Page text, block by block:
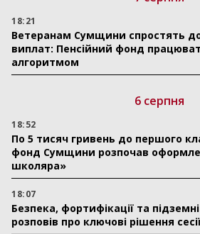
18:21
Ветеранам Сумщини спростять
виплат: Пенсійний фонд
алгоритмом
6 серпня
18:52
По 5 тисяч гривень до першого
фонд Сумщини розпочав
школяра»
18:07
Безпека, фортифікації та
розповів про ключові рішення